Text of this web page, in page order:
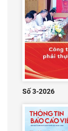
Số 3-2026